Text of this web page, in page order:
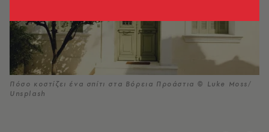
Πόσο κοστίζει ένα σπίτι στα Βόρεια Προάστια © Luke Moss/
Unsplash